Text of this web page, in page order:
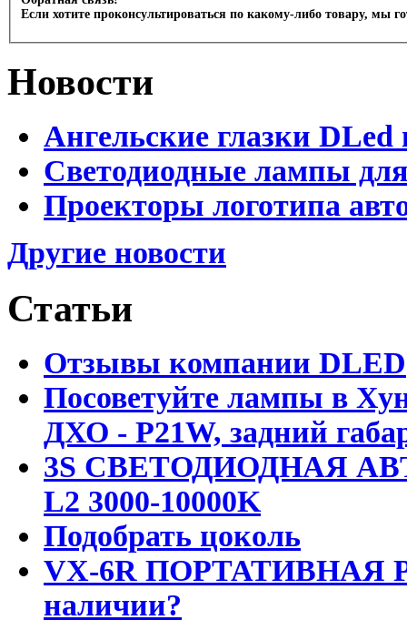
Если хотите проконсультироваться по какому-либо товару, мы
Новости
Ангельские глазки DLed
Светодиодные лампы
Проекторы логотипа
Другие новости
Статьи
Отзывы компании DLED
Посоветуйте лампы в
ДХО - P21W, задний
3S СВЕТОДИОДНАЯ
L2 3000-10000K
Подобрать цоколь
VX-6R ПОРТАТИВНАЯ
наличии?